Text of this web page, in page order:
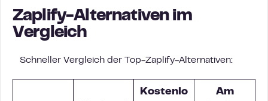
Zaplify-Alternativen im
Vergleich
Schneller Vergleich der Top-Zaplify-Alternativen:
Kostenlo
Am